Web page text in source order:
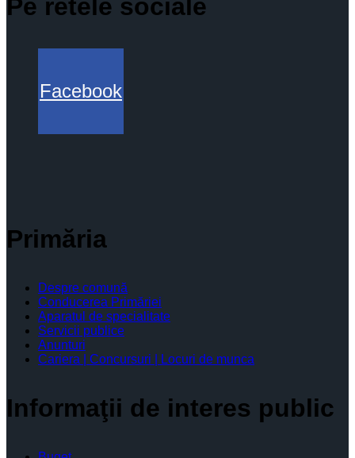
Pe retele sociale
Facebook
Primăria
Despre comună
Conducerea Primăriei
Aparatul de specialitate
Servicii publice
Anunturi
Cariera | Concursuri | Locuri de munca
Informaţii de interes public